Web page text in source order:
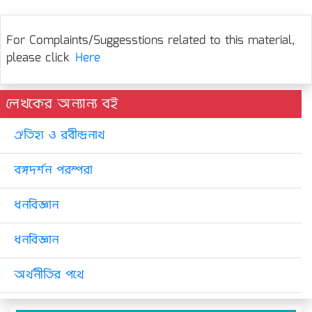
For Complaints/Suggesstions related to this material,
please click Here
লেখকের অন্যান্য বই
ঐতিহ্য ও রবীন্দ্রনাথ
বঙ্গদর্শন পরম্পরা
ধনবিজ্ঞান
ধনবিজ্ঞান
অর্থনীতির পথে